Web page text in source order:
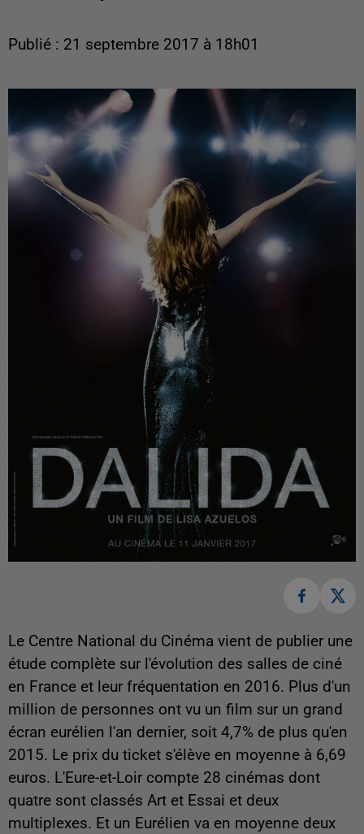
Publié : 21 septembre 2017 à 18h01
Le Centre National du Cinéma vient de publier une
étude complète sur l'évolution des salles de ciné
en France et leur fréquentation en 2016. Plus d'un
million de personnes ont vu un film sur un grand
écran eurélien l'an dernier, soit 4,7% de plus qu'en
2015. Le prix du ticket s'élève en moyenne à 6,69
euros. L'Eure-et-Loir compte 28 cinémas dont
quatre sont classés Art et Essai et deux
multiplexes. Et un Eurélien va en moyenne deux